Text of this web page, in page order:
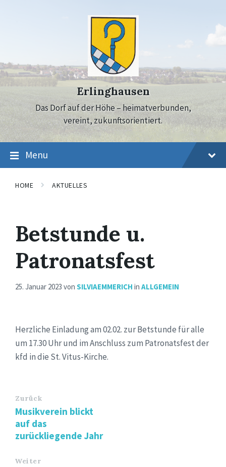
Erlinghausen
Das Dorf auf der Höhe – heimatverbunden,
vereint, zukunftsorientiert.
Menu
HOME AKTUELLES
Betstunde u.
Patronatsfest
25. Januar 2023 von SILVIAEMMERICH in ALLGEMEIN
Herzliche Einladung am 02.02. zur Betstunde für alle
um 17.30 Uhr und im Anschluss zum Patronatsfest der
kfd in die St. Vitus-Kirche.
Zurück
Musikverein blickt
auf das
zurückliegende Jahr
Weiter